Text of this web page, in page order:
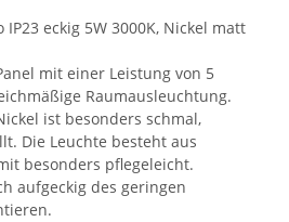
IP23 eckig 5W 3000K, Nickel matt
mit einer Leistung von 5
Raumausleuchtung.
ist besonders schmal,
Die Leuchte besteht aus
besonders pflegeleicht.
aufgeckig des geringen